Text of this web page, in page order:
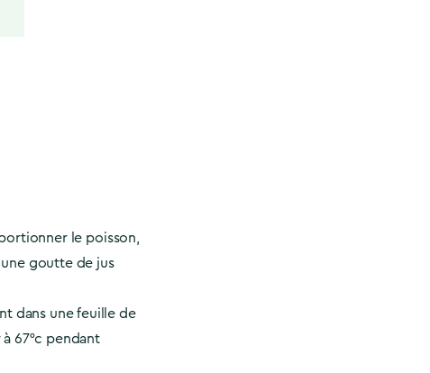
le poisson,
une goutte de jus
dans une feuille de
67°c pendant